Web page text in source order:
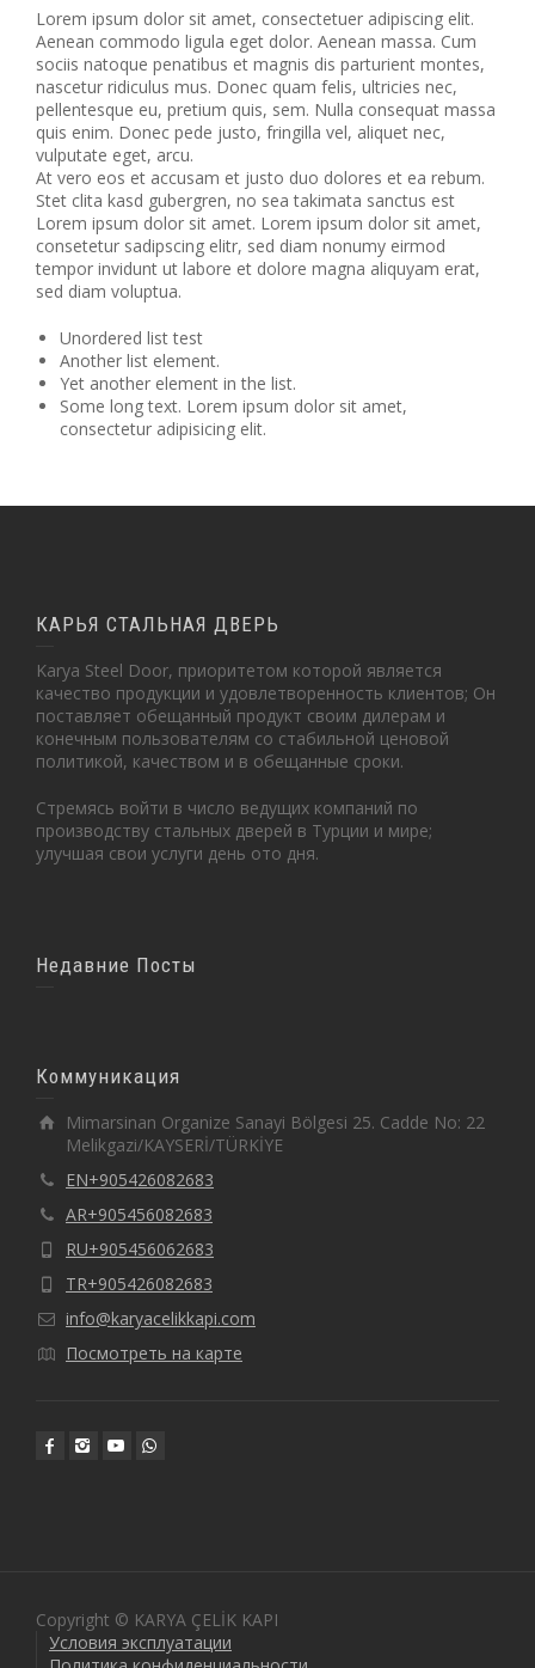
Lorem ipsum dolor sit amet, consectetuer adipiscing elit.
Aenean commodo ligula eget dolor. Aenean massa. Cum
sociis natoque penatibus et magnis dis parturient montes,
nascetur ridiculus mus. Donec quam felis, ultricies nec,
pellentesque eu, pretium quis, sem. Nulla consequat massa
quis enim. Donec pede justo, fringilla vel, aliquet nec,
vulputate eget, arcu.
At vero eos et accusam et justo duo dolores et ea rebum.
Stet clita kasd gubergren, no sea takimata sanctus est
Lorem ipsum dolor sit amet. Lorem ipsum dolor sit amet,
consetetur sadipscing elitr, sed diam nonumy eirmod
tempor invidunt ut labore et dolore magna aliquyam erat,
sed diam voluptua.
Unordered list test
Another list element.
Yet another element in the list.
Some long text. Lorem ipsum dolor sit amet,
consectetur adipisicing elit.
КАРЬЯ СТАЛЬНАЯ ДВЕРЬ
Karya Steel Door, приоритетом которой является
качество продукции и удовлетворенность клиентов; Он
поставляет обещанный продукт своим дилерам и
конечным пользователям со стабильной ценовой
политикой, качеством и в обещанные сроки.
Стремясь войти в число ведущих компаний по
производству стальных дверей в Турции и мире;
улучшая свои услуги день ото дня.
Недавние Посты
Коммуникация
Mimarsinan Organize Sanayi Bölgesi 25. Cadde No: 22
Melikgazi/KAYSERİ/TÜRKİYE
EN+905426082683
AR+905456082683
RU+905456062683
TR+905426082683
info@karyacelikkapi.com
Посмотреть на карте
Copyright © KARYA ÇELİK KAPI
Условия эксплуатации